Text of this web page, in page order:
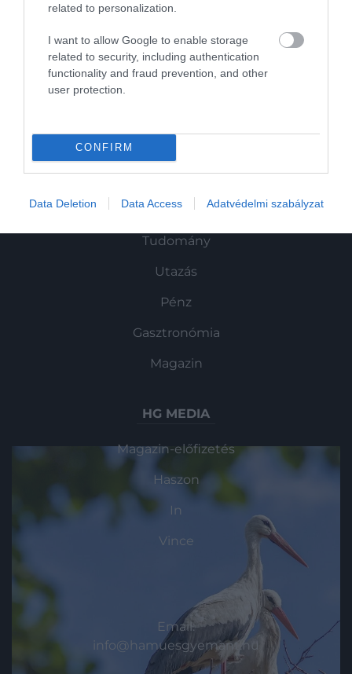
related to personalization.
I want to allow Google to enable storage
related to security, including authentication
functionality and fraud prevention, and other
user protection.
CONFIRM
Data Deletion Data Access Adatvédelmi szabályzat
Művelődj, szórakozz, kíváncsiskodj, kóstolgass
és ismerd meg a Hamu és Gyémánt világát!
ROVATOK
Kultúra
Tudomány
Utazás
Pénz
Gasztronómia
Magazin
HG MEDIA
Magazin-előfizetés
Haszon
In
Vince
KAPCSOLAT
Email:
info@hamuesgyemant.hu